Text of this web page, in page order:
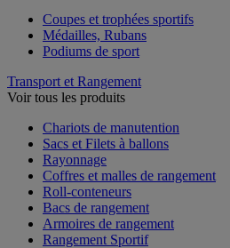
Coupes et trophées sportifs
Médailles, Rubans
Podiums de sport
Transport et Rangement
Voir tous les produits
Chariots de manutention
Sacs et Filets à ballons
Rayonnage
Coffres et malles de rangement
Roll-conteneurs
Bacs de rangement
Armoires de rangement
Rangement Sportif